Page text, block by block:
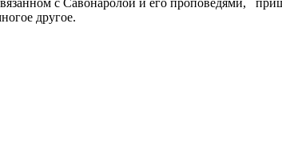
другое.